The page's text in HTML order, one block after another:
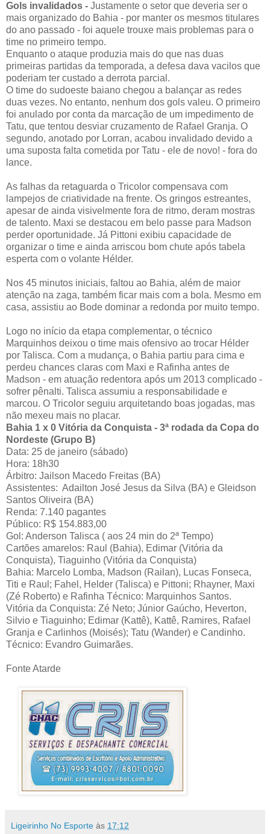
Gols invalidados - Justamente o setor que deveria ser o
mais organizado do Bahia - por manter os mesmos titulares
do ano passado - foi aquele trouxe mais problemas para o
time no primeiro tempo.
Enquanto o ataque produzia mais do que nas duas
primeiras partidas da temporada, a defesa dava vacilos que
poderiam ter custado a derrota parcial.
O time do sudoeste baiano chegou a balançar as redes
duas vezes. No entanto, nenhum dos gols valeu. O primeiro
foi anulado por conta da marcação de um impedimento de
Tatu, que tentou desviar cruzamento de Rafael Granja. O
segundo, anotado por Lorran, acabou invalidado devido a
uma suposta falta cometida por Tatu - ele de novo! - fora do
lance.
As falhas da retaguarda o Tricolor compensava com
lampejos de criatividade na frente. Os gringos estreantes,
apesar de ainda visivelmente fora de ritmo, deram mostras
de talento. Maxi se destacou em belo passe para Madson
perder oportunidade. Já Pittoni exibiu capacidade de
organizar o time e ainda arriscou bom chute após tabela
esperta com o volante Hélder.
Nos 45 minutos iniciais, faltou ao Bahia, além de maior
atenção na zaga, também ficar mais com a bola. Mesmo em
casa, assistiu ao Bode dominar a redonda por muito tempo.
Logo no início da etapa complementar, o técnico
Marquinhos deixou o time mais ofensivo ao trocar Hélder
por Talisca. Com a mudança, o Bahia partiu para cima e
perdeu chances claras com Maxi e Rafinha antes de
Madson - em atuação redentora após um 2013 complicado -
sofrer pênalti. Talisca assumiu a responsabilidade e
marcou. O Tricolor seguiu arquitetando boas jogadas, mas
não mexeu mais no placar.
Bahia 1 x 0 Vitória da Conquista - 3ª rodada da Copa do
Nordeste (Grupo B)
Data: 25 de janeiro (sábado)
Hora: 18h30
Árbitro: Jailson Macedo Freitas (BA)
Assistentes: Adailton José Jesus da Silva (BA) e Gleidson
Santos Oliveira (BA)
Renda: 7.140 pagantes
Público: R$ 154.883,00
Gol: Anderson Talisca ( aos 24 min do 2ª Tempo)
Cartões amarelos: Raul (Bahia), Edimar (Vitória da
Conquista), Tiaguinho (Vitória da Conquista)
Bahia: Marcelo Lomba, Madson (Railan), Lucas Fonseca,
Titi e Raul; Fahel, Helder (Talisca) e Pittoni; Rhayner, Maxi
(Zé Roberto) e Rafinha Técnico: Marquinhos Santos.
Vitória da Conquista: Zé Neto; Júnior Gaúcho, Heverton,
Silvio e Tiaguinho; Edimar (Kattê), Kattê, Ramires, Rafael
Granja e Carlinhos (Moisés); Tatu (Wander) e Candinho.
Técnico: Evandro Guimarães.
Fonte Atarde
Ligeirinho No Esporte às 17:12